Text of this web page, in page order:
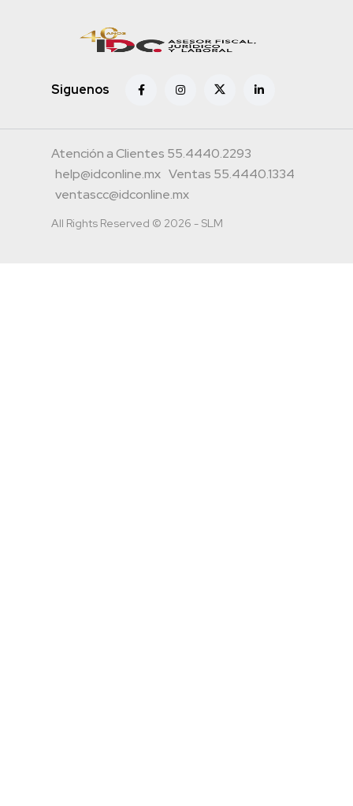
Siguenos
Atención a Clientes 55.4440.2293
help@idconline.mx Ventas 55.4440.1334
ventascc@idconline.mx
All Rights Reserved © 2026 - SLM